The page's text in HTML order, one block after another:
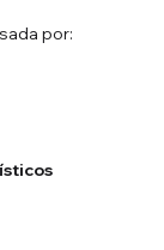
por: